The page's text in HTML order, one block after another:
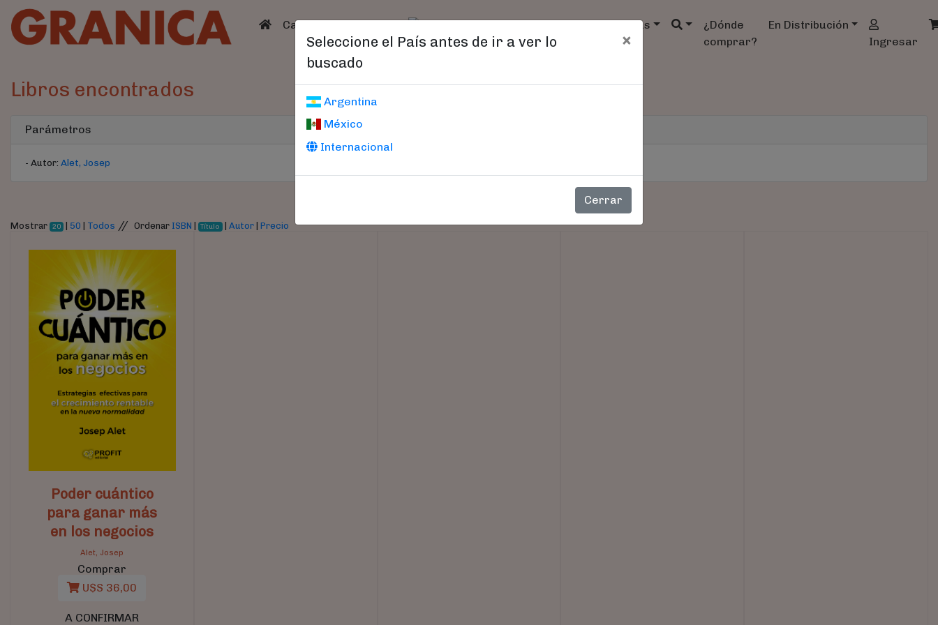
(current)
Catálogo Catálogo Agendas
¿Dónde
comprar?
En Distribución
Ingresar
Seleccione el País antes de ir a ver lo
buscado
×
Argentina
México
Internacional
Cerrar
Libros encontrados
Parámetros
- Autor: Alet, Josep
Mostrar 20 | 50 Todos // Ordenar ISBN Título |Autor |Precio
Poder cuántico
para ganar más
en los negocios
Alet, Josep
Comprar
U$S 36,00
A CONFIRMAR